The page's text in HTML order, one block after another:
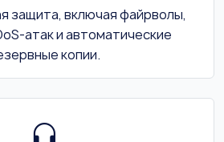
защита, включая файрволы,
атак и автоматические
копии.